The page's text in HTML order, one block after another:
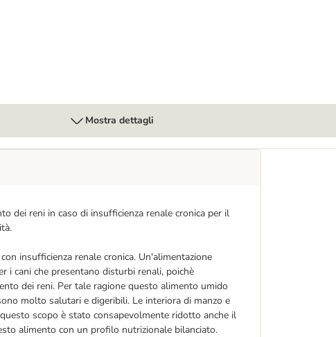
Mostra dettagli
dei reni in caso di insufficienza renale cronica per il
insufficienza renale cronica. Un'alimentazione
i cani che presentano disturbi renali, poichè
dei reni. Per tale ragione questo alimento umido
molto salutari e digeribili. Le interiora di manzo e
scopo è stato consapevolmente ridotto anche il
alimento con un profilo nutrizionale bilanciato.